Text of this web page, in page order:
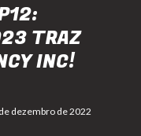
TRAZ
INC!
dezembro de 2022